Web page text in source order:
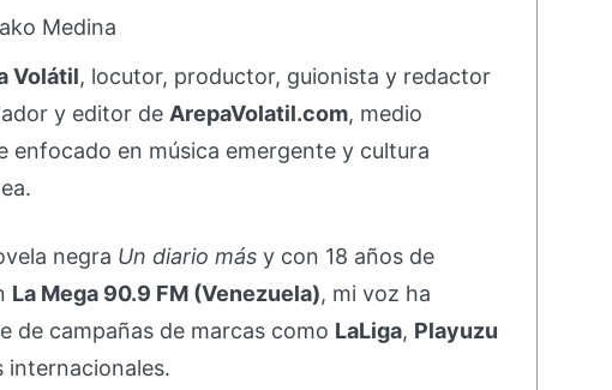
Medina
Volátil, locutor, productor, guionista y redactor
y editor de ArepaVolatil.com, medio
enfocado en música emergente y cultura
negra Un diario másy con 18 años de
La Mega 90.9 FM (Venezuela), mi voz ha
de campañas de marcas como LaLiga, Playuzu
internacionales.